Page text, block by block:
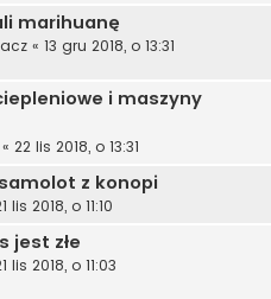
marihuanę
« 13 gru 2018, o 13:31
i maszyny
« 22 lis 2018, o 13:31
z konopi
lis 2018, o 11:10
jest złe
lis 2018, o 11:03